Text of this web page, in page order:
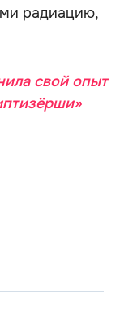
радиацию,
свой опыт